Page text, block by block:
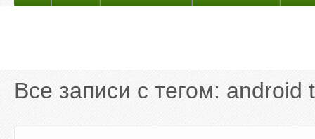
Все записи с тегом: android